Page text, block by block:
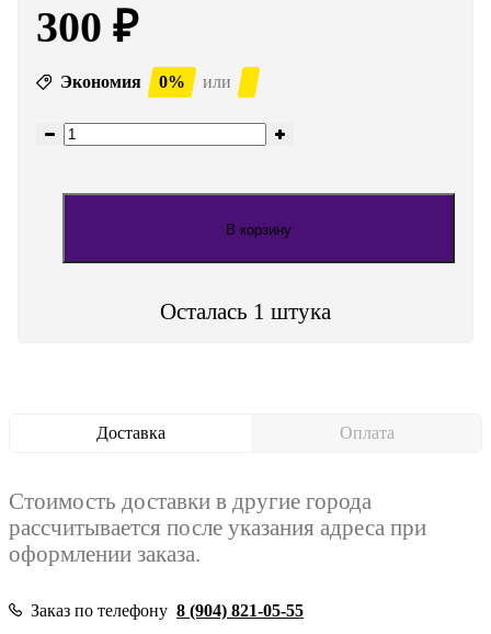
300 ₽
Экономия 0% или
В корзину
Осталась 1 штука
Доставка Оплата
Стоимость доставки в другие города
рассчитывается после указания адреса при
оформлении заказа.
Заказ по телефону 8 (904) 821-05-55